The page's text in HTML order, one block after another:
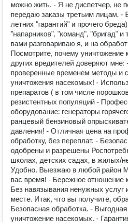
можно жить. - Я не диспетчер, не
передаю заказы третьим лицам. -
летних "гарантий" и прочего
"напарников", "команд", "бригад" и
вами разговариваю я, и на
Посмотрите, почему уничтожение
других вредителей доверяют
проверенные временем методы и
уничтожения насекомых! -
препаратов ( в том числе
резистентных популяций -
оборудование: генераторы
ранцевый бензиновый
давления! - Отличная цена на
обработку, без переплат. -
одобрены и разрешены
школах, детских садах, в жилых/
Удобно. Выезжаю в любой район
вас время! - Бережное отношение
Без навязывания ненужных
месте. Итак, что вы получите,
Безопасная обработка. -
уничтожение насекомых. -